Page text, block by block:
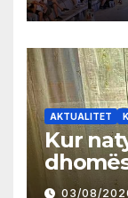
AKTUALITET
Kur
03/08/